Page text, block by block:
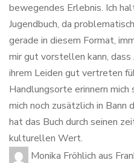
bewegendes Erlebnis. Ich
Jugendbuch, da
gerade in diesem Format,
mir gut vorstellen kann, dass
ihrem Leiden gut vertreten
Handlungsorte erinnern
mich noch zusätzlich in Bann
hat das Buch durch seinen
kulturellen Wert.
Monika Fröhlich aus